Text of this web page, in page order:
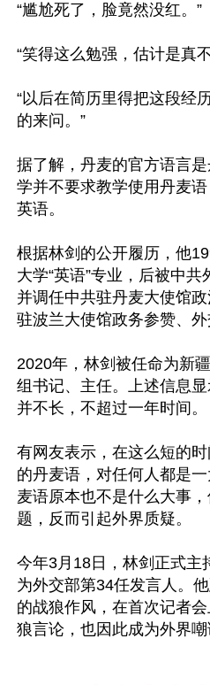
“尴尬死了，脸竟然没红。”
“笑得这么勉强，估计是真
“以后在简历里得把这段经
的来问。”
据了解，丹麦的官方语言
学并不要求教学使用丹麦
英语。
根据林剑的公开履历，他
大学“英语”专业，后被中共
并调任中共驻丹麦大使馆
驻波兰大使馆政务参赞、外
2020年，林剑被任命为新
组书记、主任。上述信息
并不长，不超过一年时间。
有网友表示，在这么短的
的丹麦语，对任何人都是
麦语原本也不是什么大事
题，反而引起外界质疑。
今年3月18日，林剑正式主
为外交部第34任发言人。
的战狼作风，在首次记者